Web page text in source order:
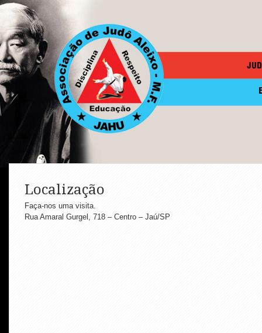
Localização
Faça-nos uma visita.
Rua Amaral Gurgel, 718 – Centro – Jaú/SP